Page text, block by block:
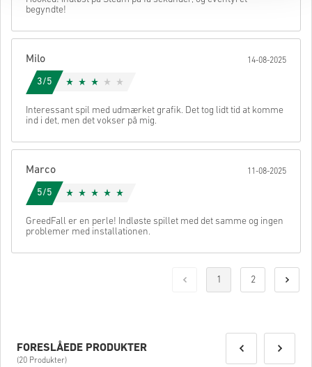
begyndte!
Milo 14-08-2025
3/5
Interessant spil med udmærket grafik. Det tog lidt tid at komme
ind i det, men det vokser på mig.
Marco 11-08-2025
5/5
GreedFall er en perle! Indløste spillet med det samme og ingen
problemer med installationen.
1 2
FORESLÅEDE PRODUKTER
(20 Produkter)